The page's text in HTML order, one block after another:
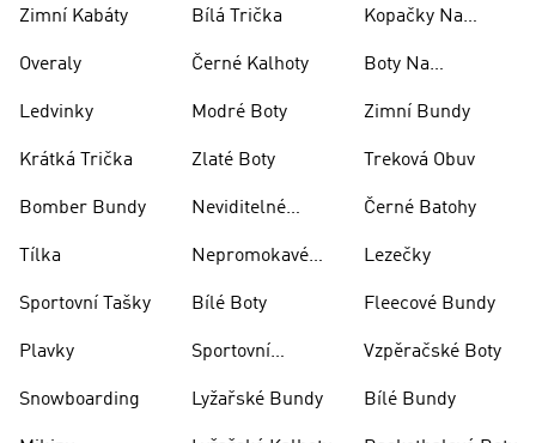
Zimní Kabáty
Overaly
Ledvinky
Krátká Trička
Bomber Bundy
Tílka
Sportovní Tašky
Plavky
Snowboarding
Bílá Trička
Černé Kalhoty
Modré Boty
Zlaté Boty
Neviditelné
Nepromokavé
Bílé Boty
Sportovní
Lyžařské Bundy
Kopačky Na
Boty Na
Zimní Bundy
Treková Obuv
Černé Batohy
Lezečky
Fleecové Bundy
Vzpěračské Boty
Bílé Bundy